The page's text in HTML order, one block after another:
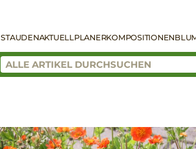
STAUDENAKTUELLPLANERKOMPOSITIONEN